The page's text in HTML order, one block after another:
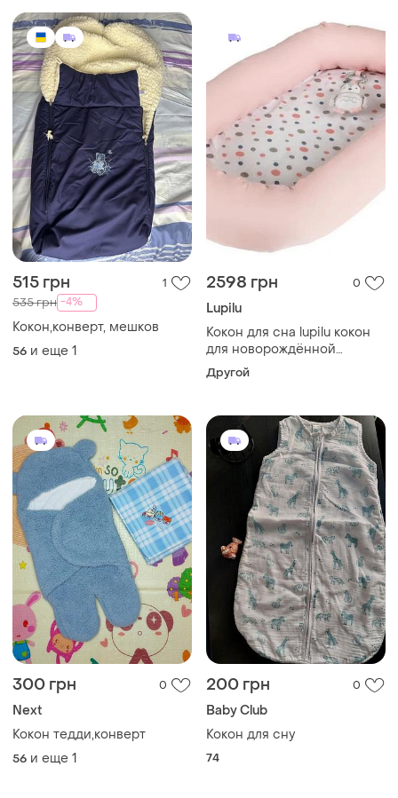
515 грн 1
535 грн -4%
Кокон,конверт, мешков
56 и еще 1
2598 грн 0
Lupilu
Кокон для сна lupilu кокон
для новорождённой
девочки lupilu
Другой
300 грн 0
Next
Кокон тедди,конверт
56 и еще 1
200 грн 0
Baby Club
Кокон для сну
74